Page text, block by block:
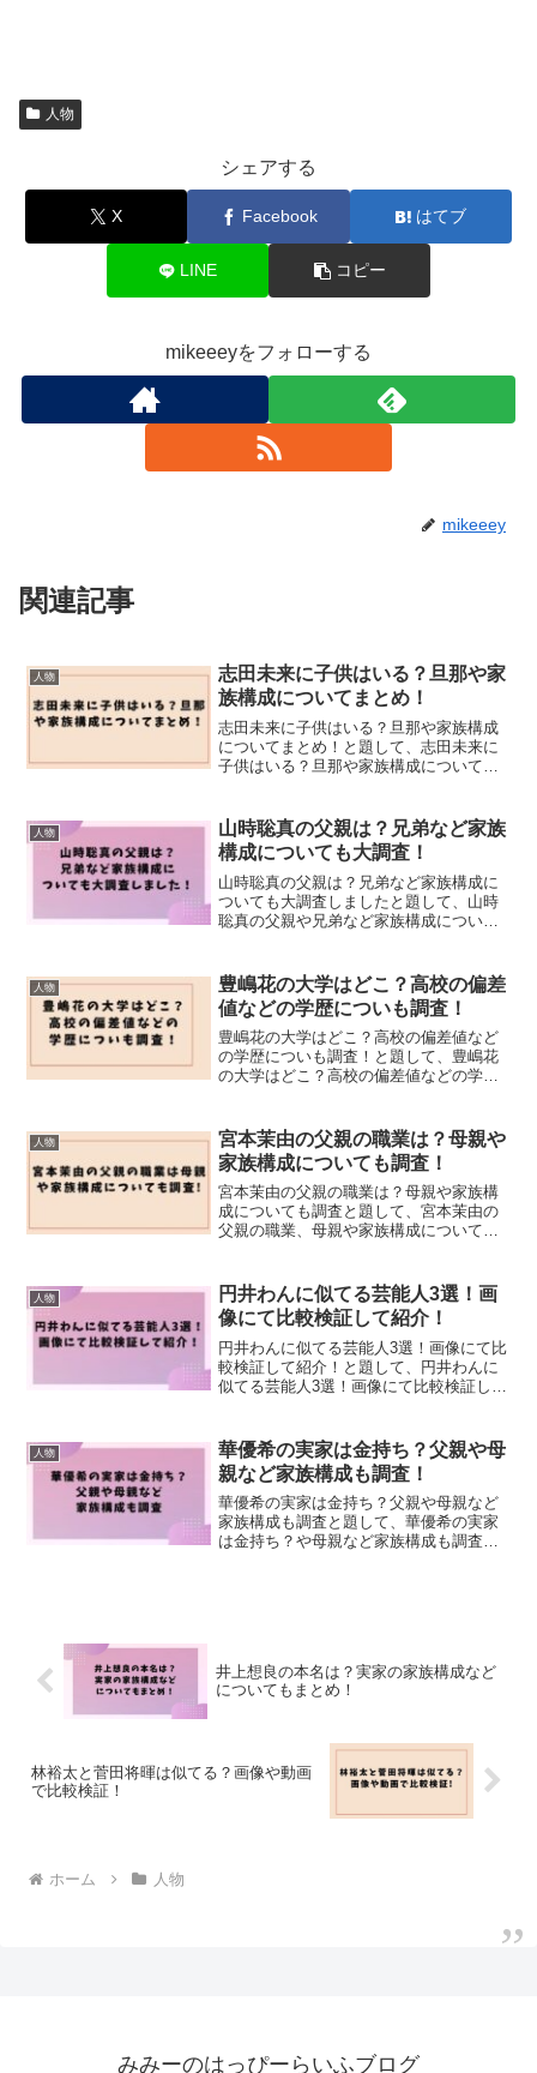
人物
シェアする
X Facebook はてブ
LINE コピー
mikeeeyをフォローする
mikeeey
関連記事
人物
志田未来に子供はいる？旦那や家
族構成についてまとめ！
志田未来に子供はいる？旦那や家族構成
についてまとめ！と題して、志田未来に
子供はいる？旦那や家族構成についてま
人物
山時聡真の父親は？兄弟など家族
構成についても大調査！
山時聡真の父親は？兄弟など家族構成に
ついても大調査しましたと題して、山時
聡真の父親や兄弟など家族構成について
人物
豊嶋花の大学はどこ？高校の偏差
値などの学歴についも調査！
豊嶋花の大学はどこ？高校の偏差値など
の学歴についも調査！と題して、豊嶋花
の大学はどこ？高校の偏差値などの学歴
人物
宮本茉由の父親の職業は？母親や
家族構成についても調査！
宮本茉由の父親の職業は？母親や家族構
成についても調査と題して、宮本茉由の
父親の職業、母親や家族構成についても
人物
円井わんに似てる芸能人3選！画
像にて比較検証して紹介！
円井わんに似てる芸能人3選！画像にて比
較検証して紹介！と題して、円井わんに
似てる芸能人3選！画像にて比較検証して
人物
華優希の実家は金持ち？父親や母
親など家族構成も調査！
華優希の実家は金持ち？父親や母親など
家族構成も調査と題して、華優希の実家
は金持ち？や母親など家族構成も調査し
井上想良の本名は？実家の家族構成など
についてもまとめ！
林裕太と菅田将暉は似てる？画像や動画
で比較検証！
ホーム 人物
みみーのはっぴーらいふブログ